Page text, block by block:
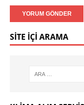
SITE İÇI ARAMA